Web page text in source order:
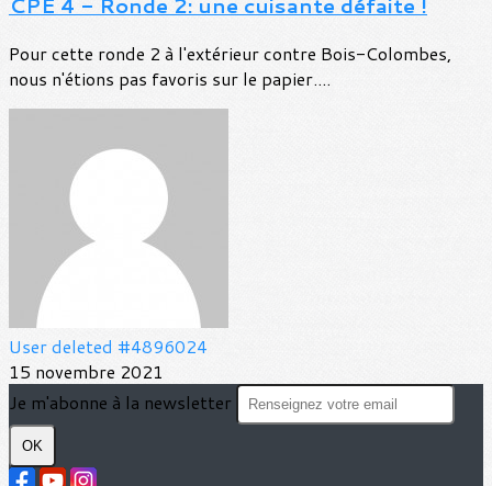
Pour cette ronde 2 à l'extérieur contre Bois-Colombes,
nous n'étions pas favoris sur le papier....
User deleted #4896024
15 novembre 2021
Je m'abonne à la newsletter
OK